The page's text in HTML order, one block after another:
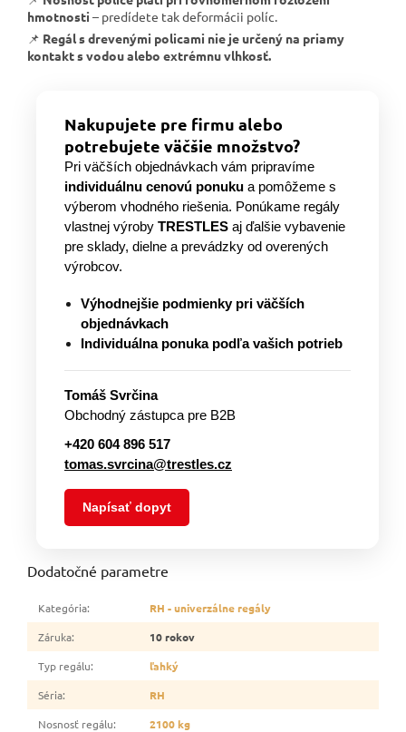
hmotnosti – predídete tak deformácii políc.
📌 Regál s drevenými policami nie je určený na priamy
kontakt s vodou alebo extrémnu vlhkosť.
Nakupujete pre firmu alebo
potrebujete väčšie množstvo?
Pri väčších objednávkach vám pripravíme
individuálnu cenovú ponuku a pomôžeme s
výberom vhodného riešenia. Ponúkame regály
vlastnej výroby TRESTLES aj ďalšie vybavenie
pre sklady, dielne a prevádzky od overených
výrobcov.
Výhodnejšie podmienky pri väčších
objednávkach
Individuálna ponuka podľa vašich potrieb
Tomáš Svrčina
Obchodný zástupca pre B2B
+420 604 896 517
tomas.svrcina@trestles.cz
Napísať dopyt
Dodatočné parametre
Kategória:
RH - univerzálne regály
Záruka:
10 rokov
Typ regálu:
ľahký
Séria:
RH
Nosnosť regálu:
2100 kg